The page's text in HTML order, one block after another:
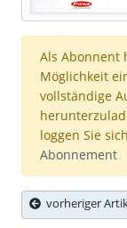
Als Abonnent
Möglichkeit
vollständige
loggen Sie
Abonnement
vorheriger